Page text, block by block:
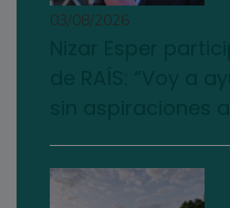
03/08/2026